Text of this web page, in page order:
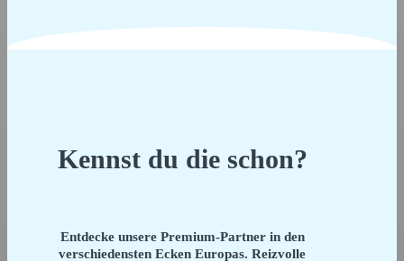
Kennst du die schon?
Entdecke unsere Premium-Partner in den
verschiedensten Ecken Europas. Reizvolle